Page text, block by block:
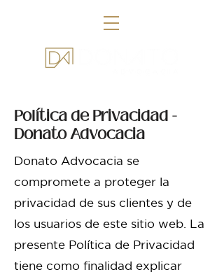
Política de Privacidad -
Donato Advocacia
Donato Advocacia se
compromete a proteger la
privacidad de sus clientes y de
los usuarios de este sitio web. La
presente Política de Privacidad
tiene como finalidad explicar